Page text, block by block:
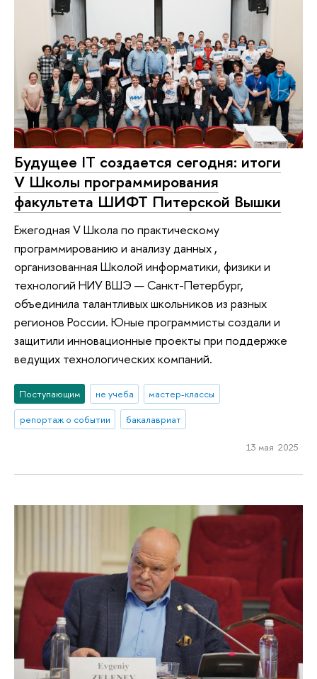
Будущее IT создается сегодня: итоги
V Школы программирования
факультета ШИФТ Питерской Вышки
Ежегодная V Школа по практическому
программированию и анализу данных ,
организованная Школой информатики, физики и
технологий НИУ ВШЭ — Санкт-Петербург,
объединила талантливых школьников из разных
регионов России. Юные программисты создали и
защитили инновационные проекты при поддержке
ведущих технологических компаний.
Поступающим не учеба
мастер-классы
репортаж о событии
бакалавриат
13 мая 2025